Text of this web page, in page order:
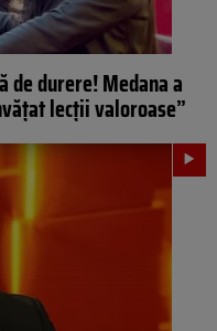
de durere! Medana a
lecții valoroase”